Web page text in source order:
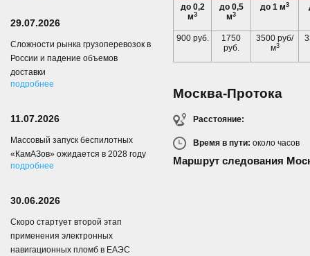
до 0,2
м3
до 0,5
м3
до 1 м3
900 руб.
1750
руб.
3500 руб/
м3
Москва-Протока
Расстояние:
Время в пути: около часов
Маршрут следования
29.07.2026
Сложности рынка грузоперевозок в
России и падение объемов
доставки
подробнее
11.07.2026
Массовый запуск беспилотных
«КамАЗов» ожидается в 2028 году
подробнее
30.06.2026
Скоро стартует второй этап
применения электронных
навигационных пломб в ЕАЭС